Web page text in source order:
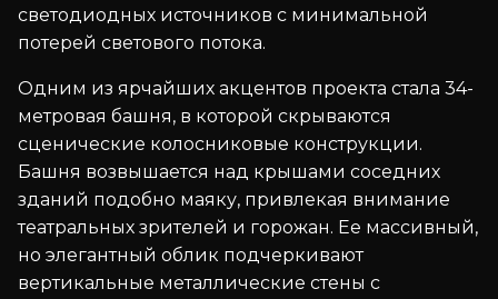
светодиодных источников с минимальной
потерей светового потока.
Одним из ярчайших акцентов проекта стала 34-
метровая башня, в которой скрываются
сценические колосниковые конструкции.
Башня возвышается над крышами соседних
зданий подобно маяку, привлекая внимание
театральных зрителей и горожан. Ее массивный,
но элегантный облик подчеркивают
вертикальные металлические стены с